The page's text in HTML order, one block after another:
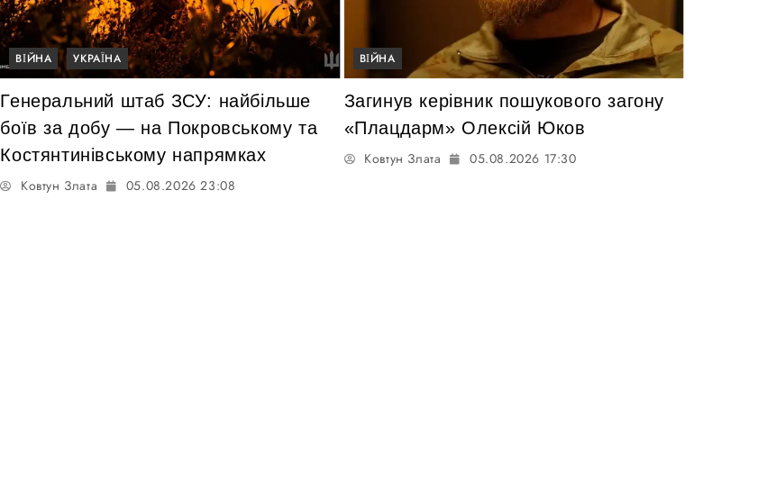
ВІЙНА УКРАЇНА
Генеральний штаб ЗСУ: найбільше
боїв за добу — на Покровському та
Костянтинівському напрямках
Ковтун Злата 05.08.2026 23:08
ВІЙНА
Загинув керівник пошукового загону
«Плацдарм» Олексій Юков
Ковтун Злата 05.08.2026 17:30